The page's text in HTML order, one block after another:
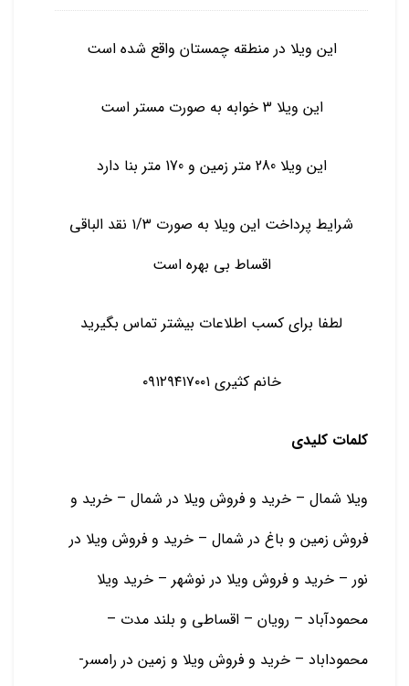
این ویلا در منطقه چمستان واقع شده است
این ویلا 3 خوابه به صورت مستر است
این ویلا 280 متر زمین و 170 متر بنا دارد
شرایط پرداخت این ویلا به صورت ۱/۳ نقد الباقی
اقساط بی بهره است
لطفا برای کسب اطلاعات بیشتر تماس بگیرید
خانم کثیری ۰۹۱۲۹۴۱۷۰۰۱
کلمات کلیدی
ویلا شمال – خرید و فروش ویلا در شمال – خرید و
فروش زمین و باغ در شمال – خرید و فروش ویلا در
نور – خرید و فروش ویلا در نوشهر – خرید ویلا
محمودآباد – رویان – اقساطی و بلند مدت –
محموداباد – خرید و فروش ویلا و زمین در رامسر-